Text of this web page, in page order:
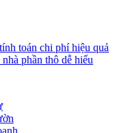
toán chi phí hiệu quả
phần thô dễ hiểu